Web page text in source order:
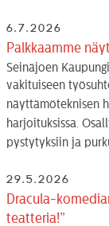
6.7.2026
Palkkaamme
Seinäjoen
vakituiseen
näyttämöteknisen
harjoituksissa.
pystytyksiin ja
29.5.2026
Dracula-
teatteria!”